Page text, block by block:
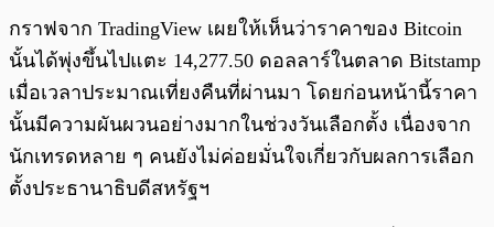
กราฟจาก TradingView เผยให้เห็นว่าราคาของ Bitcoin
นั้นได้พุ่งขึ้นไปแตะ 14,277.50 ดอลลาร์ในตลาด Bitstamp
เมื่อเวลาประมาณเที่ยงคืนที่ผ่านมา โดยก่อนหน้านี้ราคา
นั้นมีความผันผวนอย่างมากในช่วงวันเลือกตั้ง เนื่องจาก
นักเทรดหลาย ๆ คนยังไม่ค่อยมั่นใจเกี่ยวกับผลการเลือก
ตั้งประธานาธิบดีสหรัฐฯ